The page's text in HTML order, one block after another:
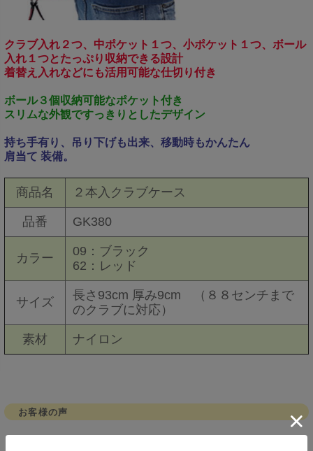
クラブ入れ２つ、中ポケット１つ、小ポケット１つ、ボール
入れ１つとたっぷり収納できる設計
着替え入れなどにも活用可能な仕切り付き
ボール３個収納可能なポケット付き
スリムな外観ですっきりとしたデザイン
持ち手有り、吊り下げも出来、移動時もかんたん
肩当て 装備。
商品名 ２本入クラブケース
品番 GK380
カラー
09：ブラック
62：レッド
サイズ
長さ93cm 厚み9cm （８８センチまで
のクラブに対応）
素材 ナイロン
お客様の声
しんちやん様